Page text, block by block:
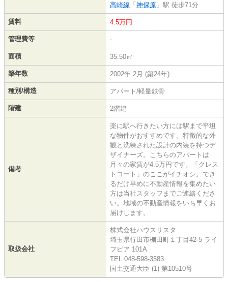
高崎線 「 神保原 」駅 徒歩71分
賃料 4.5万円
管理費等 -
面積 35.50㎡
築年数 2002年 2月 (築24年)
種別/構造 アパート/軽量鉄骨
階建 2階建
備考
楽に駅へ行きたい方には駅まで平坦
な物件がおすすめです。特徴的な外
観と洗練された設計の内装を持つデ
ザイナーズ。こちらのアパートは
月々の家賃が4.5万円です。「クレス
トコート」のここがイチオシ。でき
るだけ早めに不動産情報を集めたい
方は当社スタッフまでご連絡くださ
い。地域の不動産情報をいち早くお
届けします。
取扱会社
株式会社ハウスリスタ
埼玉県行田市棚田町１丁目42-5 ライ
フピア 101A
TEL:048-598-3583
国土交通大臣 (1) 第10510号